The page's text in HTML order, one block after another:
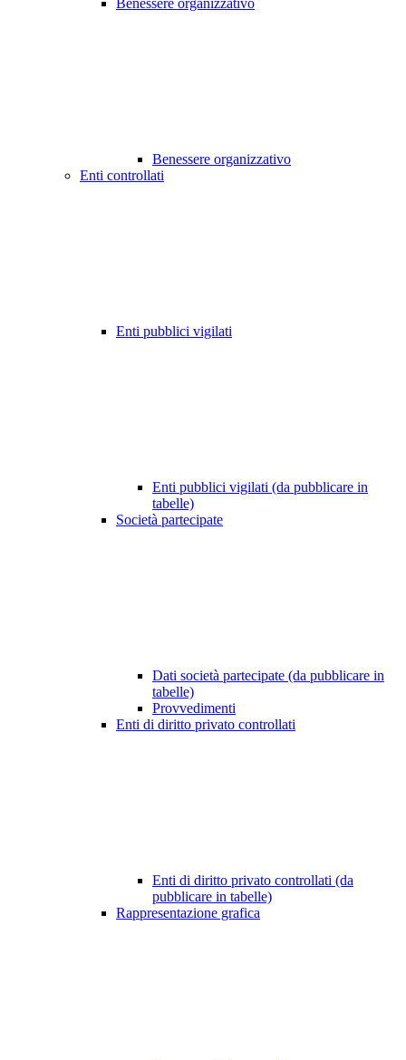
Benessere organizzativo
Benessere organizzativo
Enti controllati
Enti pubblici vigilati
Enti pubblici vigilati (da pubblicare in
tabelle)
Società partecipate
Dati società partecipate (da pubblicare in
tabelle)
Provvedimenti
Enti di diritto privato controllati
Enti di diritto privato controllati (da
pubblicare in tabelle)
Rappresentazione grafica